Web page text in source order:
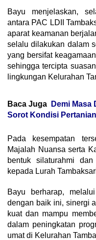
Bayu menjelaskan,
antara PAC LDII
aparat keamanan
selalu dilakukan dalam
yang bersifat
sehingga tercipta
lingkungan Kelurahan
Baca Juga
Demi Masa
Sorot Kondisi
Pada kesempatan
Majalah Nuansa serta
bentuk silaturahmi
kepada Lurah
Bayu berharap,
dengan baik ini, sinergi
kuat dan mampu
dalam peningkatan
umat di Kelurahan